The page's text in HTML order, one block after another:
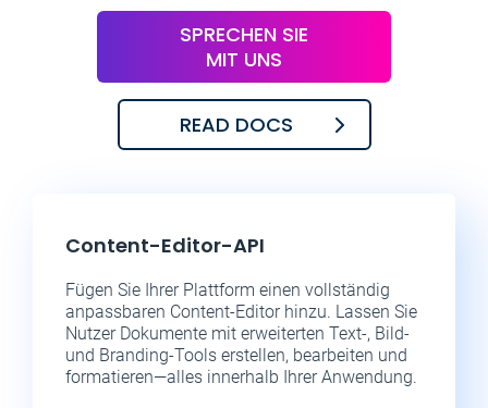
SPRECHEN SIE
MIT UNS
READ DOCS
Content-Editor-API
Fügen Sie Ihrer Plattform einen vollständig
anpassbaren Content-Editor hinzu. Lassen Sie
Nutzer Dokumente mit erweiterten Text-, Bild-
und Branding-Tools erstellen, bearbeiten und
formatieren—alles innerhalb Ihrer Anwendung.